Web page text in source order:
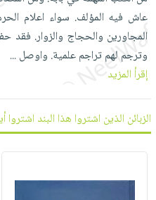
العناية
بالأسنان
الحمية
والتغذية
أدوات
المائدة
الأوعية
والتخزين
أدوات
المطبخ
الأكثر
مبيعاً
العودة
للمدارس
كتب
اكسسوارات
منزلية
شحن
مجاني
بنود
مختارة
اشتراكات
كل
الاشتراكات
صندوق
بحث
متقدم
عاش فيه المؤلف. سواء اعلام
المجاورين والحجاج والزوار. فقد
وترجم لهم تراجم علمية. واوصل...
إقرأ المزيد
الزبائن الذين اشتروا هذا البند اشتروا